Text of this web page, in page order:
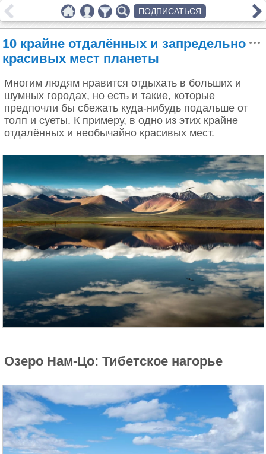
10 крайне отдалённых и запредельно
красивых мест планеты
Многим людям нравится отдыхать в больших и
шумных городах, но есть и такие, которые
предпочли бы сбежать куда-нибудь подальше от
толп и суеты. К примеру, в одно из этих крайне
отдалённых и необычайно красивых мест.
Озеро Нам-Цо: Тибетское нагорье
ПОДПИСАТЬСЯ